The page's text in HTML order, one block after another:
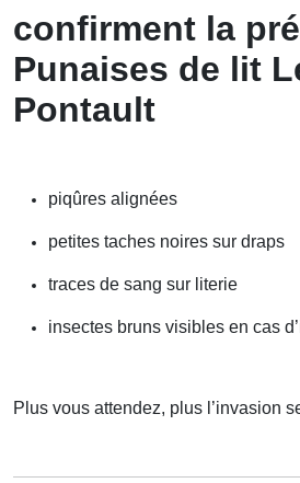
confirment la
Punaises de lit
Pontault
piqûres alignées
petites taches noires sur draps
traces de sang sur literie
insectes bruns visibles en cas
Plus vous attendez, plus l’invasion